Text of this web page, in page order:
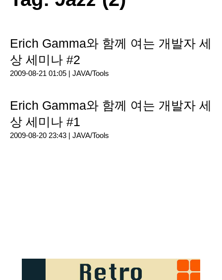
Erich Gamma와 함께 여는 개발자 세
상 세미나 #2
2009-08-21 01:05 | JAVA/Tools
Erich Gamma와 함께 여는 개발자 세
상 세미나 #1
2009-08-20 23:43 | JAVA/Tools